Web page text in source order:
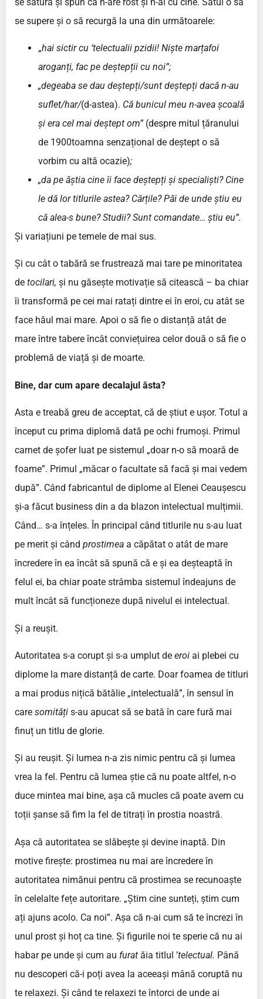
se supere și o să recurgă la una din următoarele:
„hai sictir cu ‘telectualii pzidii! Niște marțafoi
aroganți, fac pe deștepții cu noi”;
„degeaba se dau deștepți/sunt deștepți dacă n-au
suflet/har/(d-astea). Că bunicul meu n-avea școală
și era cel mai deștept om” (despre mitul țăranului
de 1900toamna senzațional de deștept o să
vorbim cu altă ocazie);
„da pe ăștia cine îi face deștepți și specialiști? Cine
le dă lor titlurile astea? Cărțile? Păi de unde știu eu
că alea-s bune? Studii? Sunt comandate… știu eu”.
Și variațiuni pe temele de mai sus.
Și cu cât o tabără se frustrează mai tare pe minoritatea
de tocilari, și nu găsește motivație să citească – ba chiar
îi transformă pe cei mai ratați dintre ei în eroi, cu atât se
face hăul mai mare. Apoi o să fie o distanță atât de
mare între tabere încât conviețuirea celor două o să fie o
problemă de viață și de moarte.
Bine, dar cum apare decalajul ăsta?
Asta e treabă greu de acceptat, că de știut e ușor. Totul a
început cu prima diplomă dată pe ochi frumoși. Primul
carnet de șofer luat pe sistemul „doar n-o să moară de
foame”. Primul „măcar o facultate să facă și mai vedem
după”. Când fabricantul de diplome al Elenei Ceaușescu
și-a făcut business din a da blazon intelectual mulțimii.
Când… s-a înțeles. În principal când titlurile nu s-au luat
pe merit și când prostimea a căpătat o atât de mare
încredere în ea încât să spună că e și ea deșteaptă în
felul ei, ba chiar poate strâmba sistemul îndeajuns de
mult încât să funcționeze după nivelul ei intelectual.
Și a reușit.
Autoritatea s-a corupt și s-a umplut de eroi ai plebei cu
diplome la mare distanță de carte. Doar foamea de titluri
a mai produs nițică bătălie „intelectuală”, în sensul în
care somități s-au apucat să se bată în care fură mai
finuț un titlu de glorie.
Și au reușit. Și lumea n-a zis nimic pentru că și lumea
vrea la fel. Pentru că lumea știe că nu poate altfel, n-o
duce mintea mai bine, așa că mucles că poate avem cu
toții șanse să fim la fel de titrați în prostia noastră.
Așa că autoritatea se slăbește și devine inaptă. Din
motive firește: prostimea nu mai are încredere în
autoritatea nimănui pentru că prostimea se recunoaște
în celelalte fețe autoritare. „Știm cine sunteți, știm cum
ați ajuns acolo. Ca noi”. Așa că n-ai cum să te încrezi în
unul prost și hoț ca tine. Și figurile noi te sperie că nu ai
habar pe unde și cum au furat ăia titlul ’telectual. Până
nu descoperi că-i poți avea la aceeași mână coruptă nu
te relaxezi. Și când te relaxezi te întorci de unde ai